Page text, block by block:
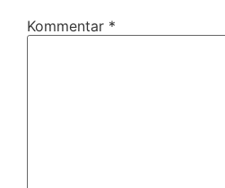
Kommentar *